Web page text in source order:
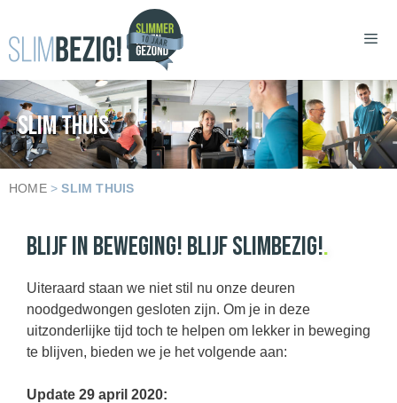
SLIM THUIS
HOME>SLIM THUIS
BLIJF IN BEWEGING! BLIJF SLIMBEZIG!.
Uiteraard staan we niet stil nu onze deuren
noodgedwongen gesloten zijn. Om je in deze
uitzonderlijke tijd toch te helpen om lekker in beweging
te blijven, bieden we je het volgende aan:
Update 29 april 2020: